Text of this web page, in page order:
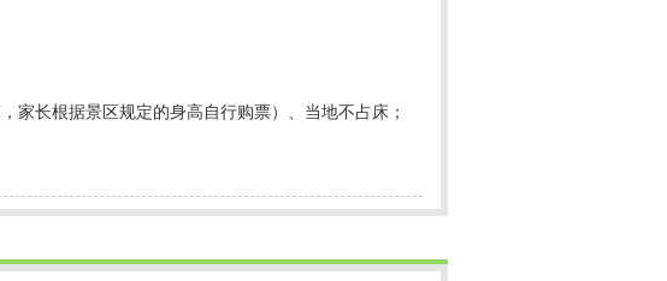
家长根据景区规定的身高自行购票）、当地不占床；